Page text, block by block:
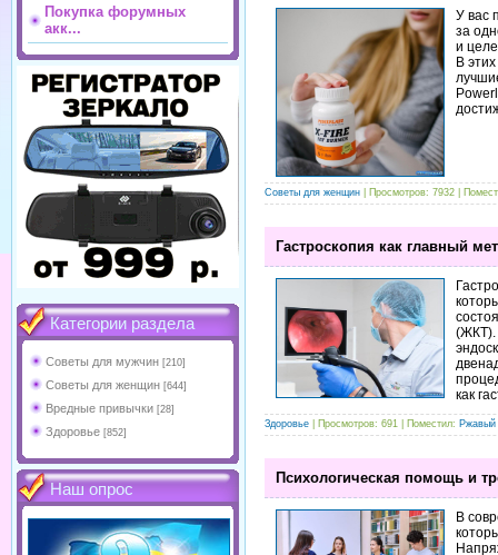
Покупка форумных
акк...
Категории раздела
Советы для мужчин [210]
Советы для женщин [644]
Вредные привычки [28]
Здоровье [852]
Наш опрос
У вас
за
и
В
Советы для женщин | Просмотров: 7932 |
Гастроскопия как главный
(ЖКТ).
как
Здоровье | Просмотров: 691 | Поместил: Ржавый
Психологическая помощь и
В